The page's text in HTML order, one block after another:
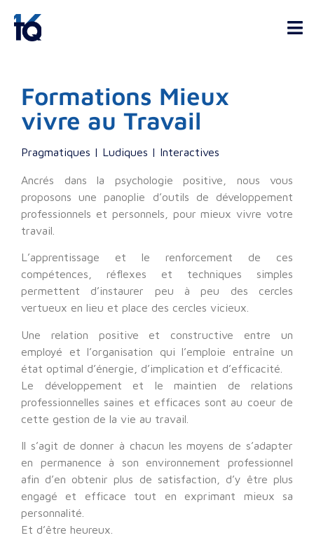
Formations Mieux
vivre au Travail
Pragmatiques | Ludiques | Interactives
Ancrés dans la psychologie positive, nous vous
proposons une panoplie d’outils de développement
professionnels et personnels, pour mieux vivre votre
travail.
L’apprentissage et le renforcement de ces
compétences, réflexes et techniques simples
permettent d’instaurer peu à peu des cercles
vertueux en lieu et place des cercles vicieux.
Une relation positive et constructive entre un
employé et l’organisation qui l’emploie entraîne un
état optimal d’énergie, d’implication et d’efficacité.
Le développement et le maintien de relations
professionnelles saines et efficaces sont au coeur de
cette gestion de la vie au travail.
Il s’agit de donner à chacun les moyens de s’adapter
en permanence à son environnement professionnel
afin d’en obtenir plus de satisfaction, d’y être plus
engagé et efficace tout en exprimant mieux sa
personnalité.
Et d’être heureux.